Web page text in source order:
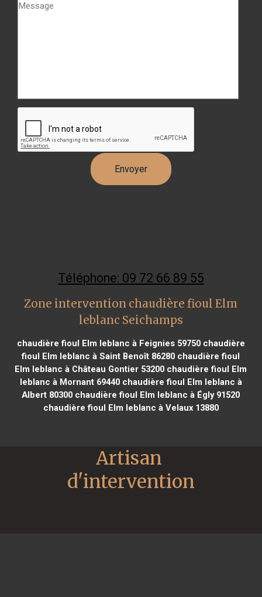
Téléphone: 09 72 66 89 55
Zone intervention chaudière fioul Elm
leblanc Seichamps
chaudière fioul Elm leblanc à Feignies 59750chaudière
fioul Elm leblanc à Saint Benoît 86280 chaudière fioul
Elm leblanc à Château Gontier 53200 chaudière fioul Elm
leblanc à Mornant 69440chaudière fioul Elm leblanc à
Albert 80300 chaudière fioul Elm leblanc à Égly 91520
chaudière fioul Elm leblanc à Velaux 13880
Artisan
d'intervention